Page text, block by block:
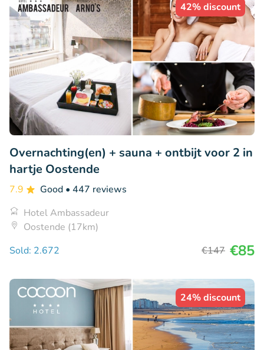
42% discount
Overnachting(en) + sauna + ontbijt voor 2 in
hartje Oostende
7.9 Good • 447 reviews
Hotel Ambassadeur
Oostende (17km)
Sold: 2.672
€147 €85
24% discount